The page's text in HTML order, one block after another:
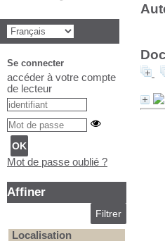
Se connecter
accéder à votre compte
de lecteur
Mot de passe oublié ?
Affiner
Localisation